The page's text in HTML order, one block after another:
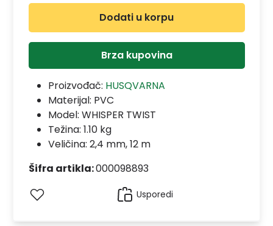
Dodati u korpu
Brza kupovina
Proizvođač: HUSQVARNA
Materijal: PVC
Model: WHISPER TWIST
Težina: 1.10 kg
Veličina: 2,4 mm, 12 m
Šifra artikla:000098893
Usporedi